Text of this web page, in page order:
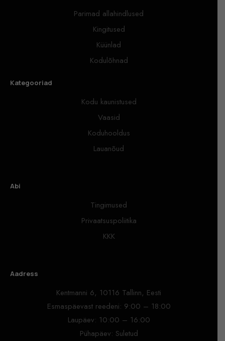
Parimad allahindlused
Kingitused
Küünlad
Kodulõhnad
Kategooriad
Kodu kaunistused
Vaasid
Koduhooldus
Lauanõud
Abi
Tingimused
Privaatsuspoliitika
KKK
Aadress
Kentmanni 6, 10116 Tallinn, Eesti
Esmaspäevast reedeni: 9:00 – 18:00
Laupäev: 10:00 – 16:00
Pühapäev: Suletud